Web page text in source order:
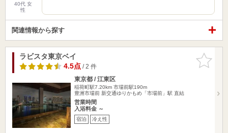
40代 女
性
関連情報から探す
お気に入
りに追加
ラビスタ東京ベイ
4.5点/ 2 件
東京都 / 江東区
稲荷町駅7.20km 市場前駅190m
豊洲市場前 新交通ゆりかもめ「市場前」駅 直結
営業時間
入浴料金 ～
宿泊 冷え性